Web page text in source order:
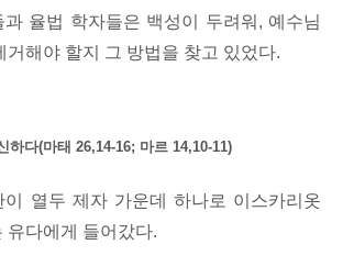
과 율법 학자들은 백성이 두려워, 예수님
거해야 할지 그 방법을 찾고 있었다.
하다(마태 26,14-16; 마르 14,10-11)
열두 제자 가운데 하나로 이스카리옷
유다에게 들어갔다.